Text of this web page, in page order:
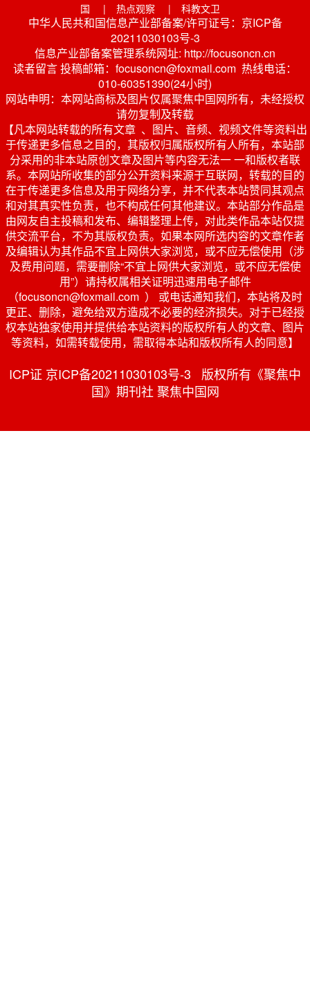
国
| 热点观察 | 科教文卫
中华人民共和国信息产业部备案/许可证号：京ICP备
20211030103号-3
信息产业部备案管理系统网址: http://focusoncn.cn
读者留言 投稿邮箱：focusoncn@foxmail.com 热线电话：
010-60351390(24小时)
网站申明：本网站商标及图片仅属聚焦中国网所有，未经授权
请勿复制及转载
【凡本网站转载的所有文章 、图片、音频、视频文件等资料出
于传递更多信息之目的，其版权归属版权所有人所有，本站部
分采用的非本站原创文章及图片等内容无法一 一和版权者联
系。本网站所收集的部分公开资料来源于互联网，转载的目的
在于传递更多信息及用于网络分享，并不代表本站赞同其观点
和对其真实性负责，也不构成任何其他建议。本站部分作品是
由网友自主投稿和发布、编辑整理上传，对此类作品本站仅提
供交流平台，不为其版权负责。如果本网所选内容的文章作者
及编辑认为其作品不宜上网供大家浏览，或不应无偿使用（涉
及费用问题，需要删除“不宜上网供大家浏览，或不应无偿使
用”）请持权属相关证明迅速用电子邮件
（focusoncn@foxmail.com ） 或电话通知我们，本站将及时
更正、删除，避免给双方造成不必要的经济损失。对于已经授
权本站独家使用并提供给本站资料的版权所有人的文章、图片
等资料，如需转载使用，需取得本站和版权所有人的同意】
ICP证 京ICP备20211030103号-3 版权所有《聚焦中
国》期刊社 聚焦中国网